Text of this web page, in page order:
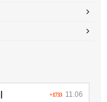
+1733 11.06